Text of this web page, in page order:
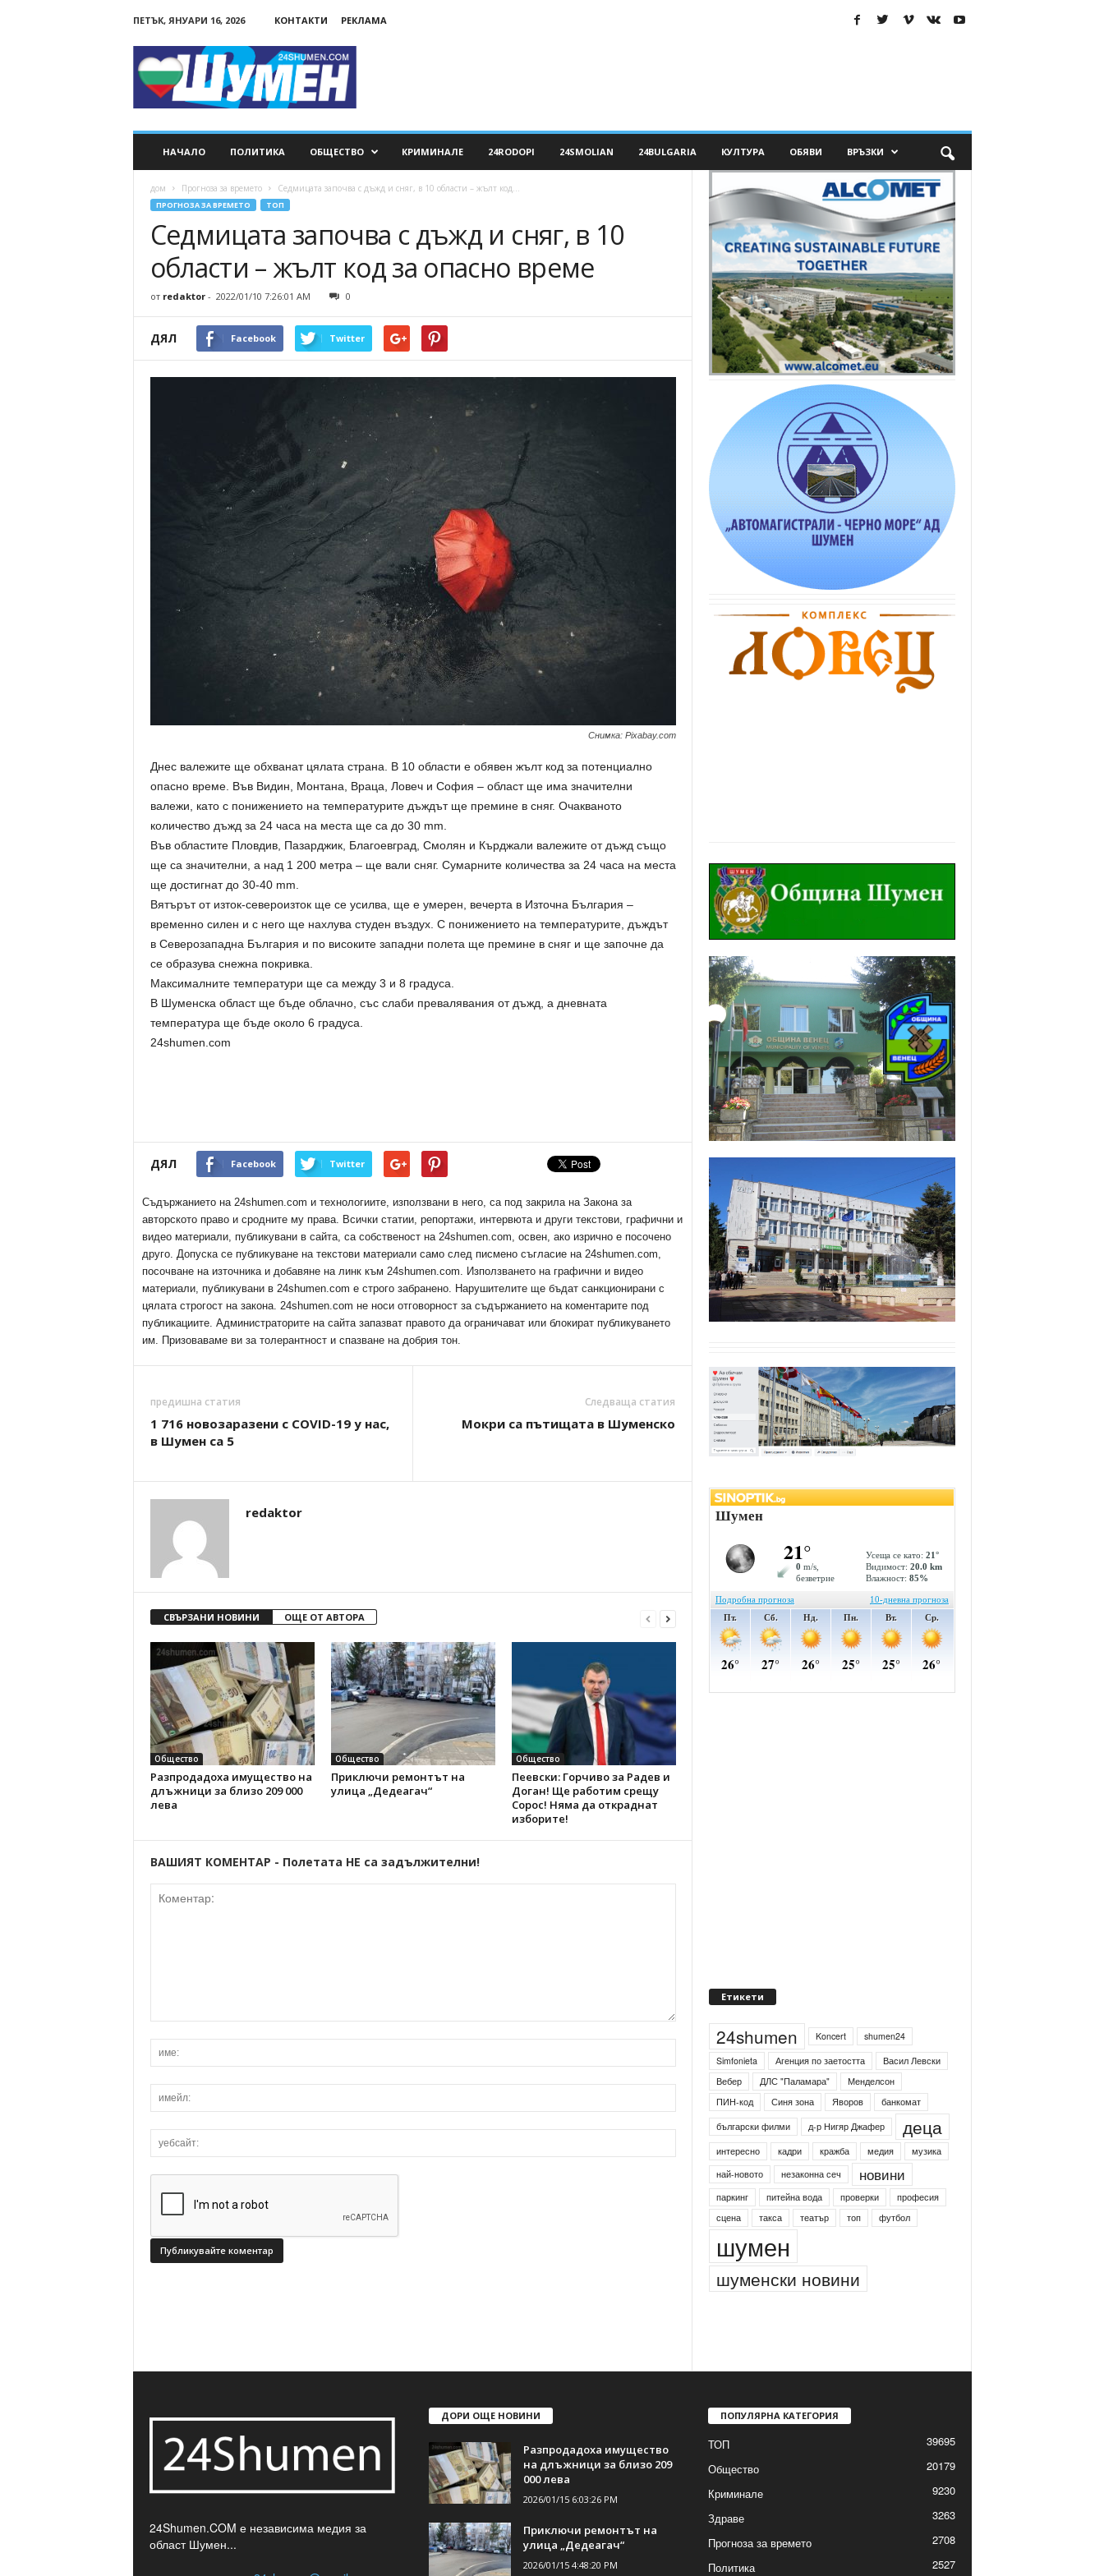
ПЕТЪК, ЯНУАРИ 16, 2026 КОНТАКТИ РЕКЛАМА
НАЧАЛО ПОЛИТИКА ОБЩЕСТВО КРИМИНАЛЕ 24RODOPI 24SMOLIAN 24BULGARIA КУЛТУРА ОБЯВИ ВРЪЗКИ
дом Прогноза за времето Седмицата започва с дъжд и сняг, в 10 области – жълт код...
ПРОГНОЗА ЗА ВРЕМЕТО ТОП
Седмицата започва с дъжд и сняг, в 10
области – жълт код за опасно време
от redaktor- 2022/01/10 7:26:01 AM 0
ДЯЛ Facebook Twitter
Снимка: Pixabay.com
Днес валежите ще обхванат цялата страна. В 10 области е обявен жълт код за потенциално
опасно време. Във Видин, Монтана, Враца, Ловеч и София – област ще има значителни
валежи, като с понижението на температурите дъждът ще премине в сняг. Очакваното
количество дъжд за 24 часа на места ще са до 30 mm.
Във областите Пловдив, Пазарджик, Благоевград, Смолян и Кърджали валежите от дъжд също
ще са значителни, а над 1 200 метра – ще вали сняг. Сумарните количества за 24 часа на места
ще достигнат до 30-40 mm.
Вятърът от изток-североизток ще се усилва, ще е умерен, вечерта в Източна България –
временно силен и с него ще нахлува студен въздух. С понижението на температурите, дъждът
в Северозападна България и по високите западни полета ще премине в сняг и ще започне да
се образува снежна покривка.
Максималните температури ще са между 3 и 8 градуса.
В Шуменска област ще бъде облачно, със слаби превалявания от дъжд, а дневната
температура ще бъде около 6 градуса.
24shumen.com
ДЯЛ Facebook Twitter
Съдържанието на 24shumen.com и технологиите, използвани в него, са под закрила на Закона за
авторското право и сродните му права. Всички статии, репортажи, интервюта и други текстови, графични и
видео материали, публикувани в сайта, са собственост на 24shumen.com, освен, ако изрично е посочено
друго. Допуска се публикуване на текстови материали само след писмено съгласие на 24shumen.com,
посочване на източника и добавяне на линк към 24shumen.com. Използването на графични и видео
материали, публикувани в 24shumen.com е строго забранено. Нарушителите ще бъдат санкционирани с
цялата строгост на закона. 24shumen.com не носи отговорност за съдържанието на коментарите под
публикациите. Администраторите на сайта запазват правото да ограничават или блокират публикуването
им. Призоваваме ви за толерантност и спазване на добрия тон.
предишна статия
1 716 новозаразени с COVID-19 у нас,
в Шумен са 5
Следваща статия
Мокри са пътищата в Шуменско
redaktor
СВЪРЗАНИ НОВИНИ ОЩЕ ОТ АВТОРА
Общество
Разпродадоха имущество на
длъжници за близо 209 000
лева
Общество
Приключи ремонтът на
улица „Дедеагач“
Общество
Пеевски: Горчиво за Радев и
Доган! Ще работим срещу
Сорос! Няма да откраднат
изборите!
ВАШИЯТ КОМЕНТАР - Полетата НЕ са задължителни!
Етикети
24shumen Koncert
shumen24
Simfonieta
Агенция по заетостта
Васил Левски
Вебер
ДЛС "Паламара"
Менделсон
ПИН-код
Синя зона Яворов
банкомат
български филми
д-р Нигяр Джафер деца
интересно кадри кражба медия
музика
най-новото
незаконна сеч новини
паркинг питейна вода проверки
професия
сцена
такса театър топ футбол
шумен
шуменски новини
24Shumen.COM е независима медия за
област Шумен...
ДОРИ ОЩЕ НОВИНИ
Разпродадоха имущество
на длъжници за близо 209
000 лева
2026/01/15 6:03:26 PM
Приключи ремонтът на
улица „Дедеагач“
2026/01/15 4:48:20 PM
ПОПУЛЯРНА КАТЕГОРИЯ
ТОП
39695
Общество
20179
Криминале
9230
Здраве
3263
Прогноза за времето
2708
Политика
2527